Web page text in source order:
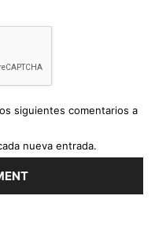
siguientes comentarios a
nueva entrada.